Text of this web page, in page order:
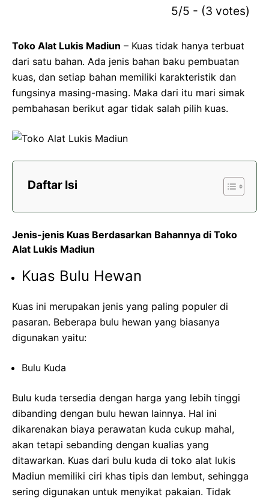
5/5 - (3 votes)
Toko Alat Lukis Madiun – Kuas tidak hanya terbuat
dari satu bahan. Ada jenis bahan baku pembuatan
kuas, dan setiap bahan memiliki karakteristik dan
fungsinya masing-masing. Maka dari itu mari simak
pembahasan berikut agar tidak salah pilih kuas.
Daftar Isi
Jenis-jenis Kuas Berdasarkan Bahannya di Toko
Alat Lukis Madiun
Kuas Bulu Hewan
Kuas ini merupakan jenis yang paling populer di
pasaran. Beberapa bulu hewan yang biasanya
digunakan yaitu:
Bulu Kuda
Bulu kuda tersedia dengan harga yang lebih tinggi
dibanding dengan bulu hewan lainnya. Hal ini
dikarenakan biaya perawatan kuda cukup mahal,
akan tetapi sebanding dengan kualias yang
ditawarkan. Kuas dari bulu kuda di toko alat lukis
Madiun memiliki ciri khas tipis dan lembut, sehingga
sering digunakan untuk menyikat pakaian. Tidak